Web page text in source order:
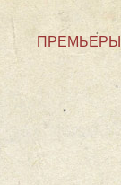
ПРЕМЬЕРЫ